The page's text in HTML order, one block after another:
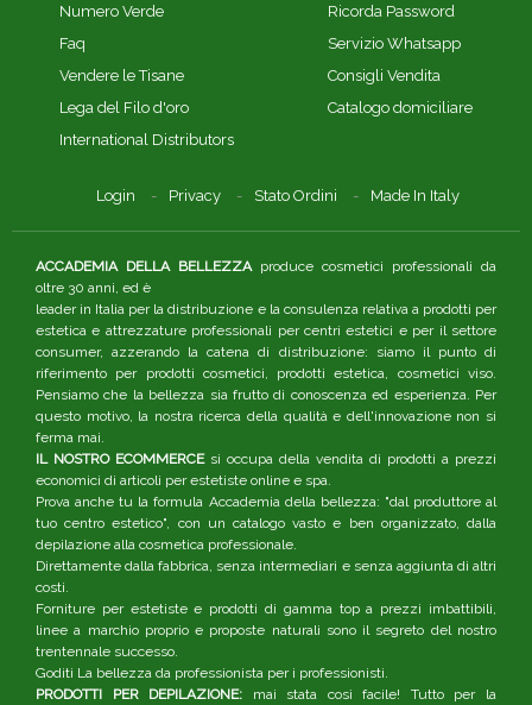
Numero Verde
Faq
Vendere le Tisane
Lega del Filo d'oro
International Distributors
Ricorda Password
Servizio Whatsapp
Consigli Vendita
Catalogo domiciliare
Login Privacy Stato Ordini Made In Italy
ACCADEMIA DELLA BELLEZZAproduce cosmetici professionali da
oltre 30 anni, ed è
leader in Italia per la distribuzione e la consulenza relativa a prodotti per
estetica e attrezzature professionali per centri estetici e per il settore
consumer, azzerando la catena di distribuzione: siamo il punto di
riferimento per prodotti cosmetici, prodotti estetica, cosmetici viso.
Pensiamo che la bellezza sia frutto di conoscenza ed esperienza. Per
questo motivo, la nostra ricerca della qualità e dell'innovazione non si
ferma mai.
IL NOSTRO ECOMMERCEsi occupa della vendita di prodotti a prezzi
economici di articoli per estetiste online e spa.
Prova anche tu la formula Accademia della bellezza: "dal produttore al
tuo centro estetico", con un catalogo vasto e ben organizzato, dalla
depilazione alla cosmetica professionale.
Direttamente dalla fabbrica, senza intermediari e senza aggiunta di altri
costi.
Forniture per estetiste e prodotti di gamma top a prezzi imbattibili,
linee a marchio proprio e proposte naturali sono il segreto del nostro
trentennale successo.
Goditi La bellezza da professionista per i professionisti.
PRODOTTI PER DEPILAZIONE: mai stata così facile! Tutto per la